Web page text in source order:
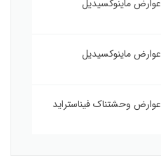
عوارض ماینوکسیدیل
عوارض ماینوکسیدیل
عوارض وحشتناک فیناستراید